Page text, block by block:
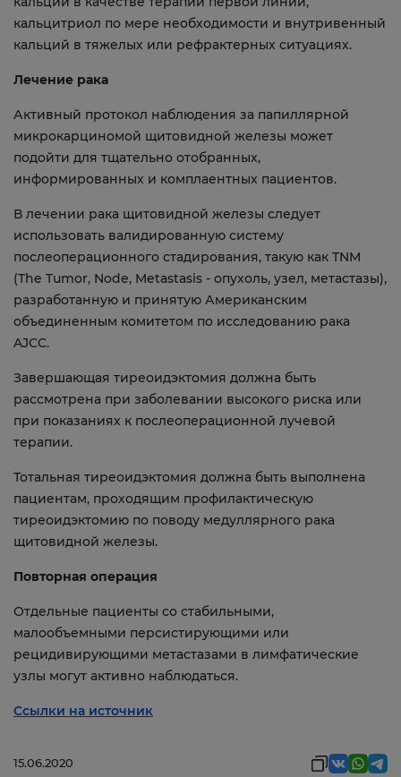
кальцитриол по мере необходимости и внутривенный
кальций в тяжелых или рефрактерных ситуациях.
Лечение рака
Активный протокол наблюдения за папиллярной
микрокарциномой щитовидной железы может
подойти для тщательно отобранных,
информированных и комплаентных пациентов.
В лечении рака щитовидной железы следует
использовать валидированную систему
послеоперационного стадирования, такую как TNM
(The Tumor, Node, Metastasis - опухоль, узел, метастазы),
разработанную и принятую Американским
объединенным комитетом по исследованию рака
AJCC.
Завершающая тиреоидэктомия должна быть
рассмотрена при заболевании высокого риска или
при показаниях к послеоперационной лучевой
терапии.
Тотальная тиреоидэктомия должна быть выполнена
пациентам, проходящим профилактическую
тиреоидэктомию по поводу медуллярного рака
щитовидной железы.
Повторная операция
Отдельные пациенты со стабильными,
малообъемными персистирующими или
рецидивирующими метастазами в лимфатические
узлы могут активно наблюдаться.
Ссылки на источник
15.06.2020